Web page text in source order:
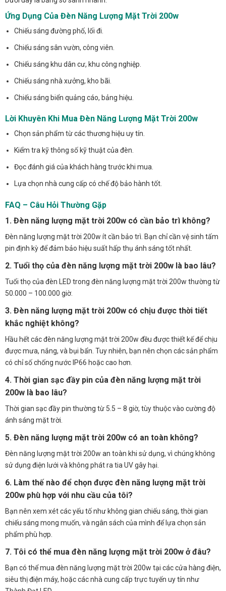
Ứng Dụng Của Đèn Năng Lượng Mặt Trời 200w
Chiếu sáng đường phố, lối đi.
Chiếu sáng sân vườn, công viên.
Chiếu sáng khu dân cư, khu công nghiệp.
Chiếu sáng nhà xưởng, kho bãi.
Chiếu sáng biển quảng cáo, bảng hiệu.
Lời Khuyên Khi Mua Đèn Năng Lượng Mặt Trời 200w
Chọn sản phẩm từ các thương hiệu uy tín.
Kiểm tra kỹ thông số kỹ thuật của đèn.
Đọc đánh giá của khách hàng trước khi mua.
Lựa chọn nhà cung cấp có chế độ bảo hành tốt.
FAQ – Câu Hỏi Thường Gặp
1. Đèn năng lượng mặt trời 200w có cần bảo trì không?
Đèn năng lượng mặt trời 200w ít cần bảo trì. Bạn chỉ cần vệ sinh tấm
pin định kỳ để đảm bảo hiệu suất hấp thụ ánh sáng tốt nhất.
2. Tuổi thọ của đèn năng lượng mặt trời 200w là bao lâu?
Tuổi thọ của đèn LED trong đèn năng lượng mặt trời 200w thường từ
50.000 – 100.000 giờ.
3. Đèn năng lượng mặt trời 200w có chịu được thời tiết
khắc nghiệt không?
Hầu hết các đèn năng lượng mặt trời 200w đều được thiết kế để chịu
được mưa, nắng, và bụi bẩn. Tuy nhiên, bạn nên chọn các sản phẩm
có chỉ số chống nước IP66 hoặc cao hơn.
4. Thời gian sạc đầy pin của đèn năng lượng mặt trời
200w là bao lâu?
Thời gian sạc đầy pin thường từ 5.5 – 8 giờ, tùy thuộc vào cường độ
ánh sáng mặt trời.
5. Đèn năng lượng mặt trời 200w có an toàn không?
Đèn năng lượng mặt trời 200w an toàn khi sử dụng, vì chúng không
sử dụng điện lưới và không phát ra tia UV gây hại.
6. Làm thế nào để chọn được đèn năng lượng mặt trời
200w phù hợp với nhu cầu của tôi?
Bạn nên xem xét các yếu tố như không gian chiếu sáng, thời gian
chiếu sáng mong muốn, và ngân sách của mình để lựa chọn sản
phẩm phù hợp.
7. Tôi có thể mua đèn năng lượng mặt trời 200w ở đâu?
Bạn có thể mua đèn năng lượng mặt trời 200w tại các cửa hàng điện,
siêu thị điện máy, hoặc các nhà cung cấp trực tuyến uy tín như